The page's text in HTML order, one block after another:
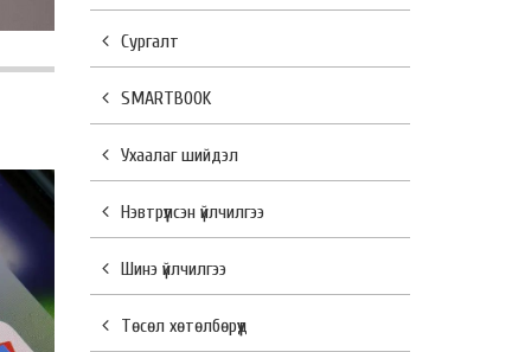
Сургалт
SMARTBOOK
Ухаалаг шийдэл
Нэвтрүүлсэн үйлчилгээ
Шинэ үйлчилгээ
Төсөл хөтөлбөрүүд